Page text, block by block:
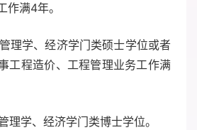
作满4年。
理学、经济学门类硕士学位或者
工程造价、工程管理业务工作满
理学、经济学门类博士学位。